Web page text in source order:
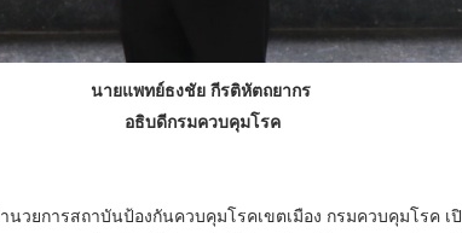
นายแพทย์ธงชัย กีรติหัตถยากร
อธิบดีกรมควบคุมโรค
ยการสถาบันป้องกันควบคุมโรคเขตเมือง กรมควบคุมโรค เปิ